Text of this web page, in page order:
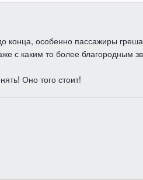
особенно пассажиры
с каким то более благородным
Оно того стоит!